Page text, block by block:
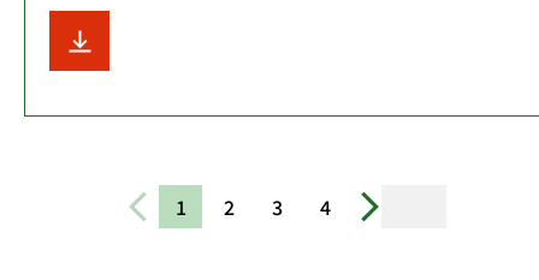
1 2 3 4